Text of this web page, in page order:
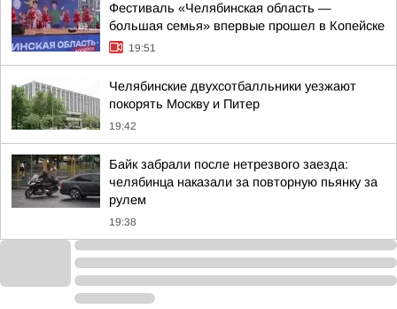
Фестиваль «Челябинская область —
большая семья» впервые прошел в Копейске
19:51
Челябинские двухсотбалльники уезжают
покорять Москву и Питер
19:42
Байк забрали после нетрезвого заезда:
челябинца наказали за повторную пьянку за
рулем
19:38